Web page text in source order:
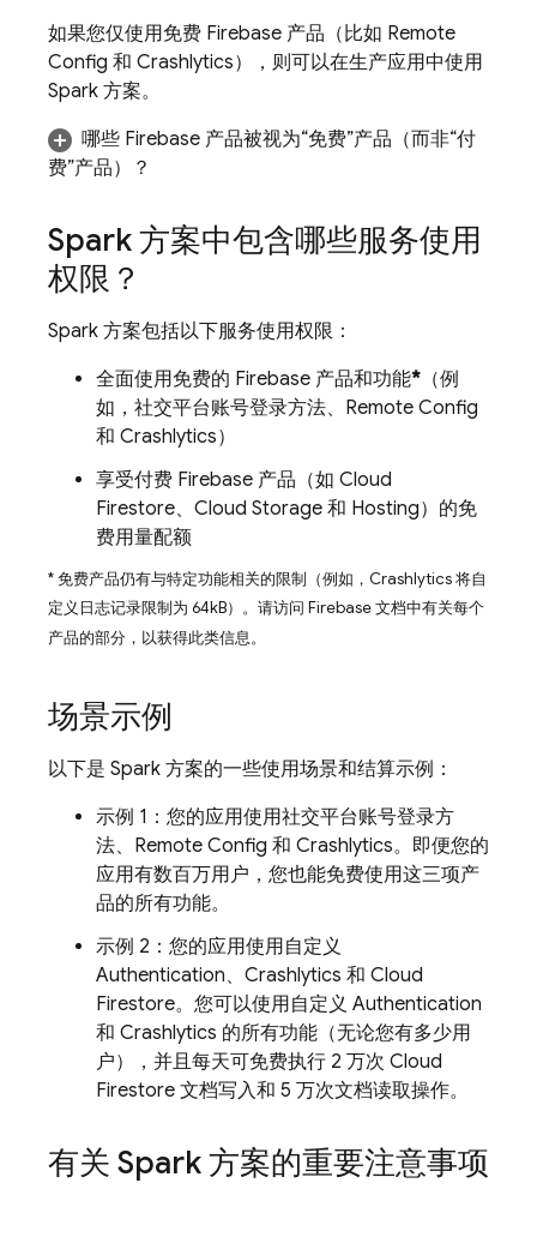
如果您仅使用免费 Firebase 产品（比如 Remote
Config 和 Crashlytics），则可以在生产应用中使用
Spark 方案。
哪些 Firebase 产品被视为“免费”产品（而非“付
费”产品）？
Spark 方案中包含哪些服务使用
权限？
Spark 方案包括以下服务使用权限：
全面使用免费的 Firebase 产品和功能* （例
如，社交平台账号登录方法、 Remote Config
和 Crashlytics）
享受付费 Firebase 产品（如 Cloud
Firestore、 Cloud Storage 和 Hosting）的免
费用量配额
* 免费产品仍有与特定功能相关的限制（例如， Crashlytics将自
定义日志记录限制为 64kB）。 请访问 Firebase 文档中有关每个
产品的部分，以获得此类信息。
场景示例
以下是 Spark 方案的一些使用场景和结算示例：
示例 1：您的应用使用社交平台账号登录方
法、 Remote Config 和 Crashlytics。即便您的
应用有数百万用户 ，您也能免费使用这三项产
品的所有功能。
示例 2：您的应用使用自定义
Authentication、 Crashlytics 和 Cloud
Firestore。您可以使用自定义 Authentication
和 Crashlytics 的所有功能（无论您有多少用
户），并且每天可免费执行 2 万次 Cloud
Firestore 文档写入和 5 万次文档读取操作。
有关 Spark 方案的重要注意事项